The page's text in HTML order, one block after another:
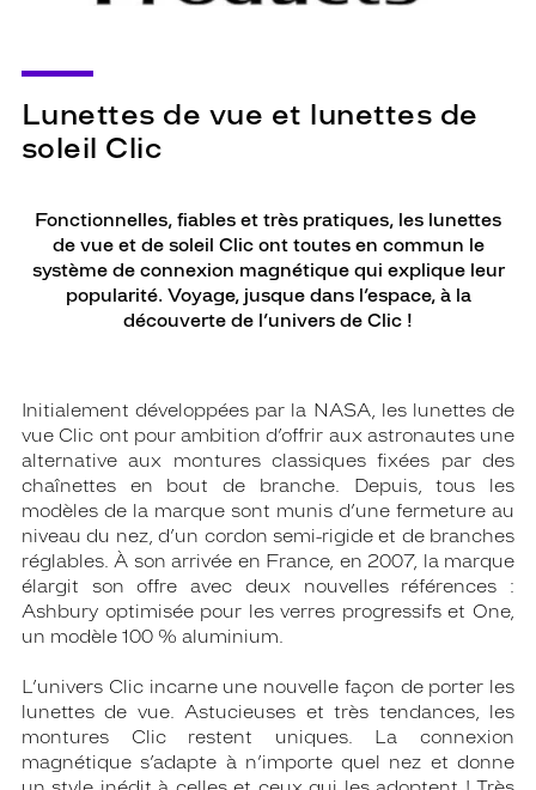
Lunettes de vue et lunettes de
soleil Clic
Fonctionnelles, fiables et très pratiques, les lunettes
de vue et de soleil Clic ont toutes en commun le
système de connexion magnétique qui explique leur
popularité. Voyage, jusque dans l’espace, à la
découverte de l’univers de Clic !
Initialement développées par la NASA, les lunettes de
vue Clic ont pour ambition d’offrir aux astronautes une
alternative aux montures classiques fixées par des
chaînettes en bout de branche. Depuis, tous les
modèles de la marque sont munis d’une fermeture au
niveau du nez, d’un cordon semi-rigide et de branches
réglables. À son arrivée en France, en 2007, la marque
élargit son offre avec deux nouvelles références :
Ashbury optimisée pour les verres progressifs et One,
un modèle 100 % aluminium.
L’univers Clic incarne une nouvelle façon de porter les
lunettes de vue. Astucieuses et très tendances, les
montures Clic restent uniques. La connexion
magnétique s’adapte à n’importe quel nez et donne